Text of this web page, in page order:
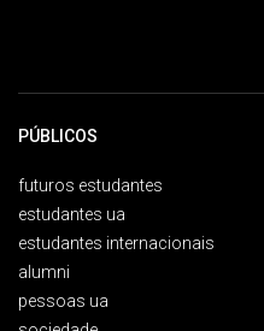
PÚBLICOS
futuros estudantes
estudantes ua
estudantes internacionais
alumni
pessoas ua